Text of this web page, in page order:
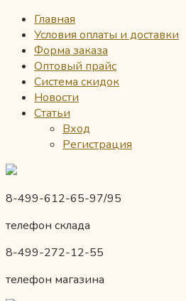
Главная
Условия оплаты и доставки
Форма заказа
Оптовый прайс
Система скидок
Новости
Статьи
Вход
Регистрация
8-499-612-65-97/95
телефон склада
8-499-272-12-55
телефон магазина